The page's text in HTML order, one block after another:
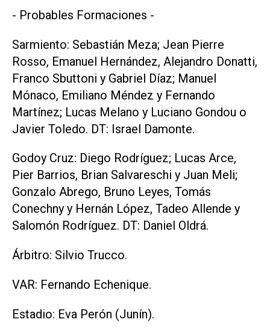
- Probables Formaciones -
Sarmiento: Sebastián Meza; Jean Pierre
Rosso, Emanuel Hernández, Alejandro Donatti,
Franco Sbuttoni y Gabriel Díaz; Manuel
Mónaco, Emiliano Méndez y Fernando
Martínez; Lucas Melano y Luciano Gondou o
Javier Toledo. DT: Israel Damonte.
Godoy Cruz: Diego Rodríguez; Lucas Arce,
Pier Barrios, Brian Salvareschi y Juan Meli;
Gonzalo Abrego, Bruno Leyes, Tomás
Conechny y Hernán López, Tadeo Allende y
Salomón Rodríguez. DT: Daniel Oldrá.
Árbitro: Silvio Trucco.
VAR: Fernando Echenique.
Estadio: Eva Perón (Junín).